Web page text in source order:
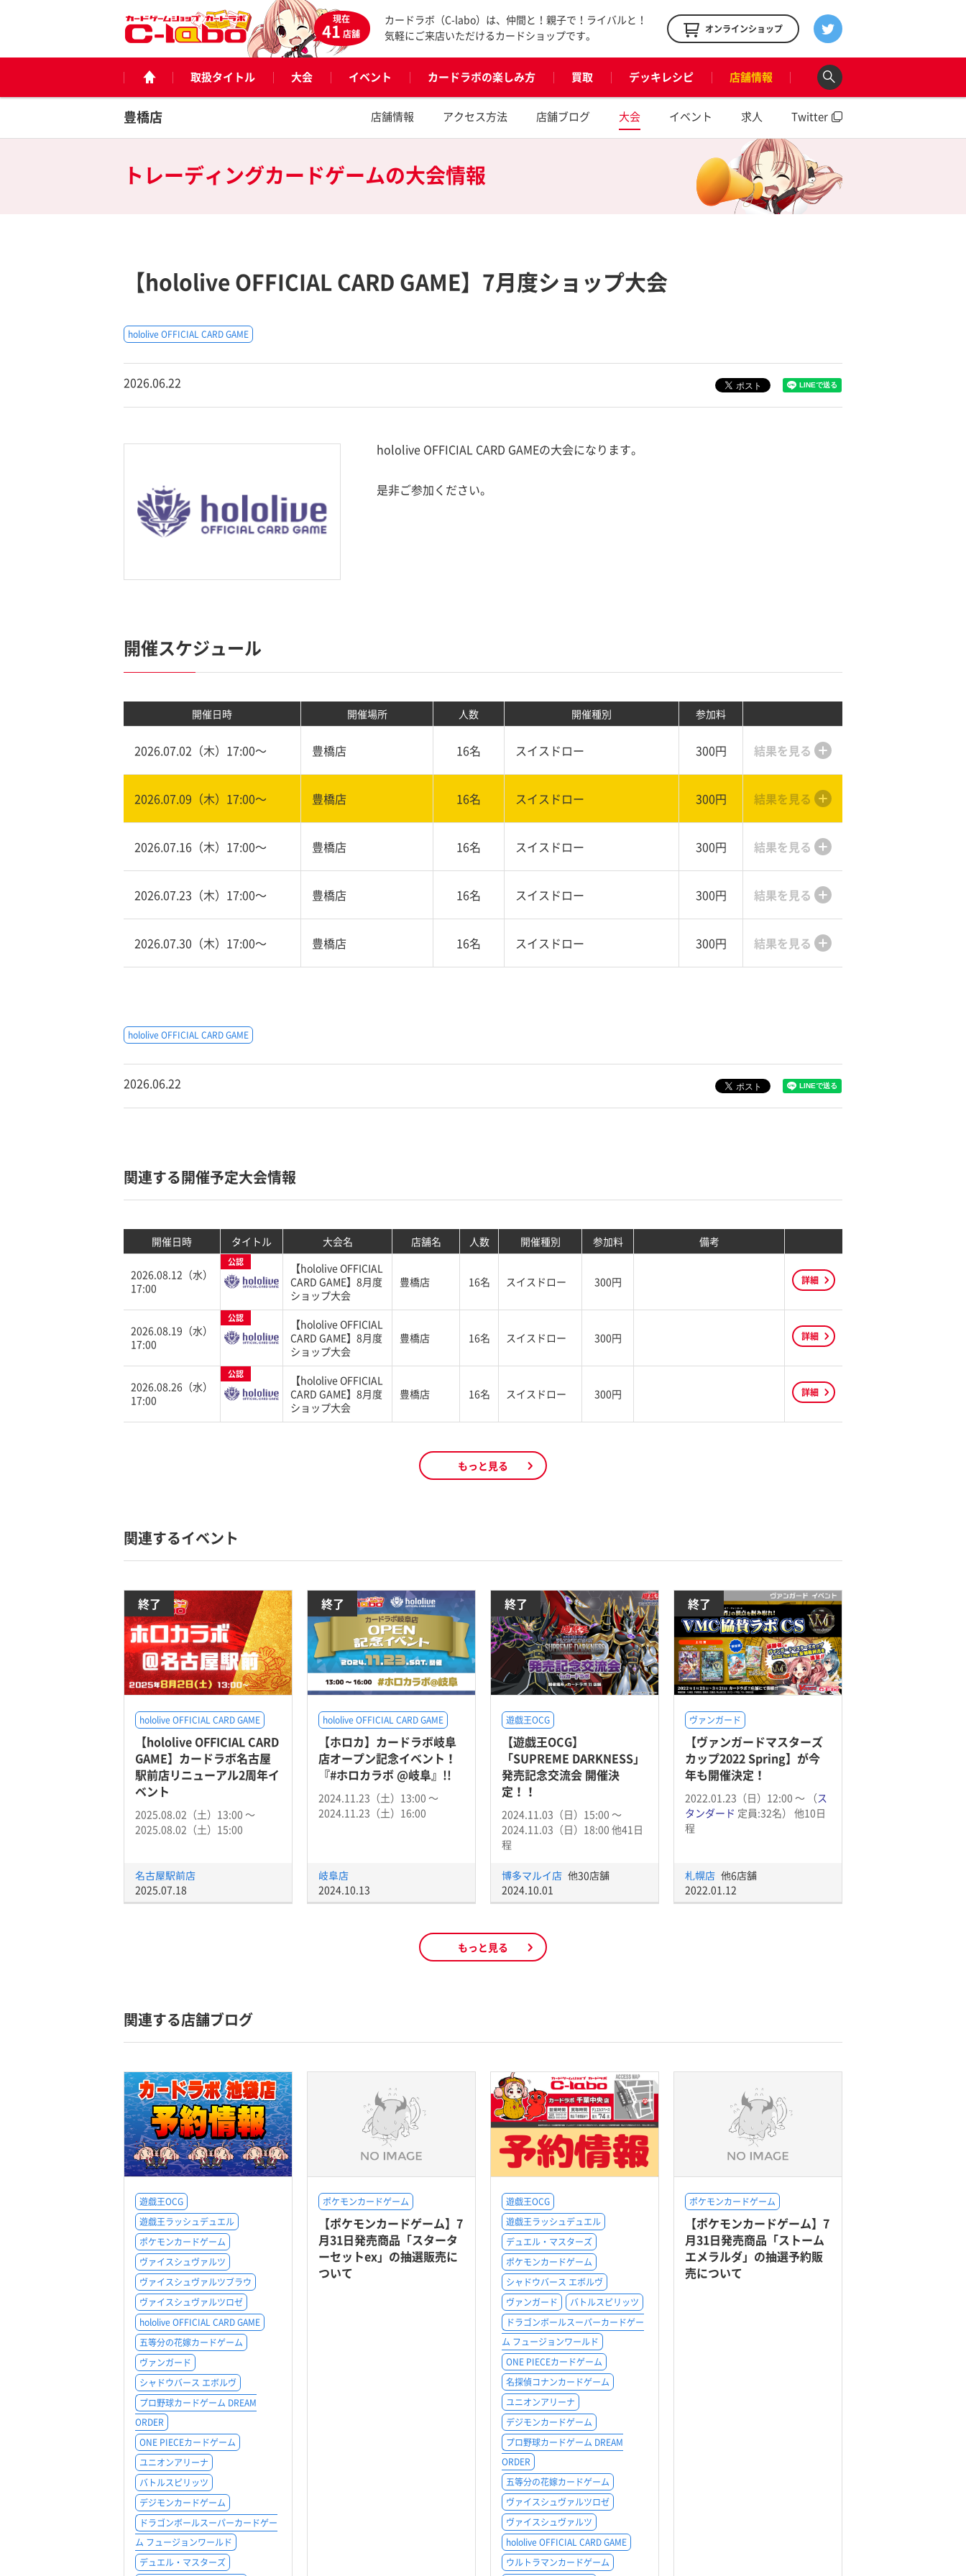
現在
41店舗
カードラボ（C-labo）は、仲間と！親子で！ライバルと！
気軽にご来店いただけるカードショップです。
オンラインショップ
取扱タイトル 大会 イベント カードラボの楽しみ方 買取 デッキレシピ 店舗情報
豊橋店 店舗情報 アクセス方法 店舗ブログ 大会 イベント 求人 Twitter
トレーディングカードゲームの大会情報
【hololive OFFICIAL CARD GAME】7月度ショップ大会
hololive OFFICIAL CARD GAME
2026.06.22
hololive OFFICIAL CARD GAMEの大会になります。
是非ご参加ください。
開催スケジュール
開催日時 開催場所 人数 開催種別 参加料
2026.07.02（木）17:00〜 豊橋店 16名 スイスドロー 300円 結果を見る
2026.07.09（木）17:00〜 豊橋店 16名 スイスドロー 300円 結果を見る
2026.07.16（木）17:00〜 豊橋店 16名 スイスドロー 300円 結果を見る
2026.07.23（木）17:00〜 豊橋店 16名 スイスドロー 300円 結果を見る
2026.07.30（木）17:00〜 豊橋店 16名 スイスドロー 300円 結果を見る
hololive OFFICIAL CARD GAME
2026.06.22
関連する開催予定大会情報
開催日時 タイトル 大会名 店舗名 人数 開催種別 参加料 備考
2026.08.12（水）
17:00
公認
【hololive OFFICIAL
CARD GAME】8月度
ショップ大会
豊橋店 16名 スイスドロー 300円 詳細
2026.08.19（水）
17:00
公認
【hololive OFFICIAL
CARD GAME】8月度
ショップ大会
豊橋店 16名 スイスドロー 300円 詳細
2026.08.26（水）
17:00
公認
【hololive OFFICIAL
CARD GAME】8月度
ショップ大会
豊橋店 16名 スイスドロー 300円 詳細
もっと見る
関連するイベント
終了
hololive OFFICIAL CARD GAME
【hololive OFFICIAL CARD
GAME】カードラボ名古屋
駅前店リニューアル2周年イ
ベント
2025.08.02（土）13:00 〜
2025.08.02（土）15:00
名古屋駅前店
2025.07.18
終了
hololive OFFICIAL CARD GAME
【ホロカ】カードラボ岐阜
店オープン記念イベント！
『#ホロカラボ @岐阜』!!
2024.11.23（土）13:00 〜
2024.11.23（土）16:00
岐阜店
2024.10.13
終了
遊戯王OCG
【遊戯王OCG】
「SUPREME DARKNESS」
発売記念交流会 開催決
定！！
2024.11.03（日）15:00 〜
2024.11.03（日）18:00 他41日
程
博多マルイ店 他30店舗
2024.10.01
終了
ヴァンガード
【ヴァンガードマスターズ
カップ2022 Spring】が今
年も開催決定！
2022.01.23（日）12:00 〜 （ス
タンダード 定員:32名） 他10日
程
札幌店 他6店舗
2022.01.12
もっと見る
関連する店舗ブログ
遊戯王OCG
遊戯王ラッシュデュエル
ポケモンカードゲーム
ヴァイスシュヴァルツ
ヴァイスシュヴァルツブラウ
ヴァイスシュヴァルツロゼ
hololive OFFICIAL CARD GAME
五等分の花嫁カードゲーム
ヴァンガード
シャドウバース エボルヴ
プロ野球カードゲーム DREAM
ORDER
ONE PIECEカードゲーム
ユニオンアリーナ
バトルスピリッツ
デジモンカードゲーム
ドラゴンボールスーパーカードゲー
ム フュージョンワールド
デュエル・マスターズ
ポケモンカードゲーム
【ポケモンカードゲーム】7
月31日発売商品「スタータ
ーセットex」の抽選販売に
ついて
遊戯王OCG
遊戯王ラッシュデュエル
デュエル・マスターズ
ポケモンカードゲーム
シャドウバース エボルヴ
ヴァンガード
バトルスピリッツ
ドラゴンボールスーパーカードゲー
ム フュージョンワールド
ONE PIECEカードゲーム
名探偵コナンカードゲーム
ユニオンアリーナ
デジモンカードゲーム
プロ野球カードゲーム DREAM
ORDER
五等分の花嫁カードゲーム
ヴァイスシュヴァルツロゼ
ヴァイスシュヴァルツ
hololive OFFICIAL CARD GAME
ウルトラマンカードゲーム
ポケモンカードゲーム
【ポケモンカードゲーム】7
月31日発売商品「ストーム
エメラルダ」の抽選予約販
売について